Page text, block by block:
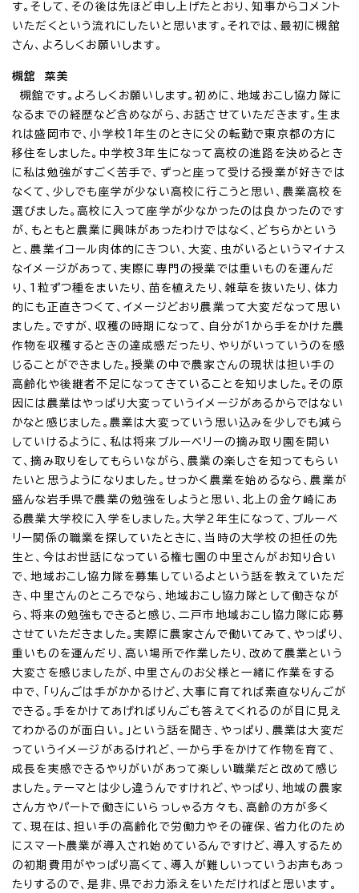
す。そして、その後は先ほど申し上げたとおり、知事からコメント
いただくという流れにしたいと思います。それでは、最初に槻舘
さん、よろしくお願いします。
槻舘 菜美
槻舘です。よろしくお願いします。初めに、地域おこし協力隊に
なるまでの経歴など含めながら、お話させていただきます。生ま
れは盛岡市で、小学校1年生のときに父の転勤で東京都の方に
移住をしました。中学校3年生になって高校の進路を決めるとき
に私は勉強がすごく苦手で、ずっと座って受ける授業が好きでは
なくて、少しでも座学が少ない高校に行こうと思い、農業高校を
選びました。高校に入って座学が少なかったのは良かったのです
が、もともと農業に興味があったわけではなく、どちらかという
と、農業イコール肉体的にきつい、大変、虫がいるというマイナス
なイメージがあって、実際に専門の授業では重いものを運んだ
り、1粒ずつ種をまいたり、苗を植えたり、雑草を抜いたり、体力
的にも正直きつくて、イメージどおり農業って大変だなって思い
ました。ですが、収穫の時期になって、自分が1から手をかけた農
作物を収穫するときの達成感だったり、やりがいっていうのを感
じることができました。授業の中で農家さんの現状は担い手の
高齢化や後継者不足になってきていることを知りました。その原
因には農業はやっぱり大変っていうイメージがあるからではない
かなと感じました。農業は大変っていう思い込みを少しでも減ら
していけるように、私は将来ブルーベリーの摘み取り園を開い
て、摘み取りをしてもらいながら、農業の楽しさを知ってもらい
たいと思うようになりました。せっかく農業を始めるなら、農業が
盛んな岩手県で農業の勉強をしようと思い、北上の金ケ崎にあ
る農業大学校に入学をしました。大学2年生になって、ブルーベ
リー関係の職業を探していたときに、当時の大学校の担任の先
生と、今はお世話になっている権七園の中里さんがお知り合い
で、地域おこし協力隊を募集しているよという話を教えていただ
き、中里さんのところでなら、地域おこし協力隊として働きなが
ら、将来の勉強もできると感じ、二戸市地域おこし協力隊に応募
させていただきました。実際に農家さんで働いてみて、やっぱり、
重いものを運んだり、高い場所で作業したり、改めて農業という
大変さを感じましたが、中里さんのお父様と一緒に作業をする
中で、「りんごは手がかかるけど、大事に育てれば素直なりんごが
できる。手をかけてあげればりんごも答えてくれるのが目に見え
てわかるのが面白い。」という話を聞き、やっぱり、農業は大変だ
っていうイメージがあるけれど、一から手をかけて作物を育て、
成長を実感できるやりがいがあって楽しい職業だと改めて感じ
ました。テーマとは少し違うんですけれど、やっぱり、地域の農家
さん方やパートで働きにいらっしゃる方々も、高齢の方が多く
て、現在は、担い手の高齢化で労働力やその確保、省力化のため
にスマート農業が導入され始めているんですけど、導入するため
の初期費用がやっぱり高くて、導入が難しいっていうお声もあっ
たりするので、是非、県でお力添えをいただければと思います。